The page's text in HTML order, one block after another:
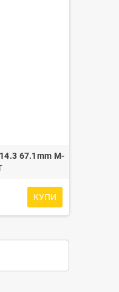
67.1mm M-
КУПИ